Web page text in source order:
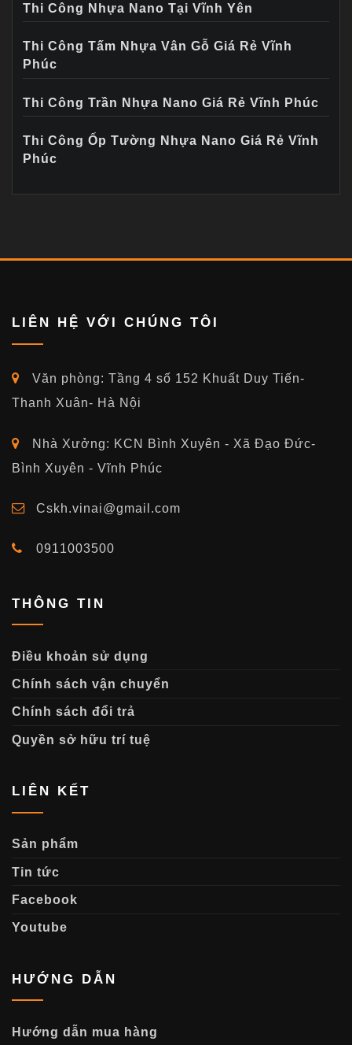
Thi Công Nhựa Nano Tại Vĩnh Yên
Thi Công Tấm Nhựa Vân Gỗ Giá Rẻ Vĩnh
Phúc
Thi Công Trần Nhựa Nano Giá Rẻ Vĩnh Phúc
Thi Công Ốp Tường Nhựa Nano Giá Rẻ Vĩnh
Phúc
LIÊN HỆ VỚI CHÚNG TÔI
Văn phòng: Tầng 4 số 152 Khuất Duy Tiến-
Thanh Xuân- Hà Nội
Nhà Xưởng: KCN Bình Xuyên - Xã Đạo Đức-
Bình Xuyên - Vĩnh Phúc
Cskh.vinai@gmail.com
0911003500
THÔNG TIN
Điều khoản sử dụng
Chính sách vận chuyển
Chính sách đổi trả
Quyền sở hữu trí tuệ
LIÊN KẾT
Sản phẩm
Tin tức
Facebook
Youtube
HƯỚNG DẪN
Hướng dẫn mua hàng